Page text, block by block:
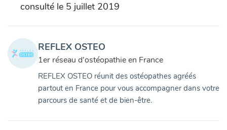
consulté le 5 juillet 2019
REFLEX OSTEO
1er réseau d'ostéopathie en France
REFLEX OSTEO réunit des ostéopathes agréés
partout en France pour vous accompagner dans votre
parcours de santé et de bien-être.